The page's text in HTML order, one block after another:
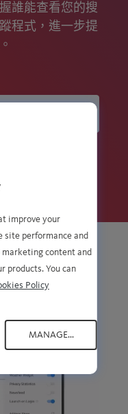
誰能查看您的搜
程式，進一步提
improve your
site performance and
marketing content and
products. You can
Policy
MANAGE...